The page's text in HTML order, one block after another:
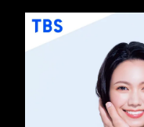
限定活動